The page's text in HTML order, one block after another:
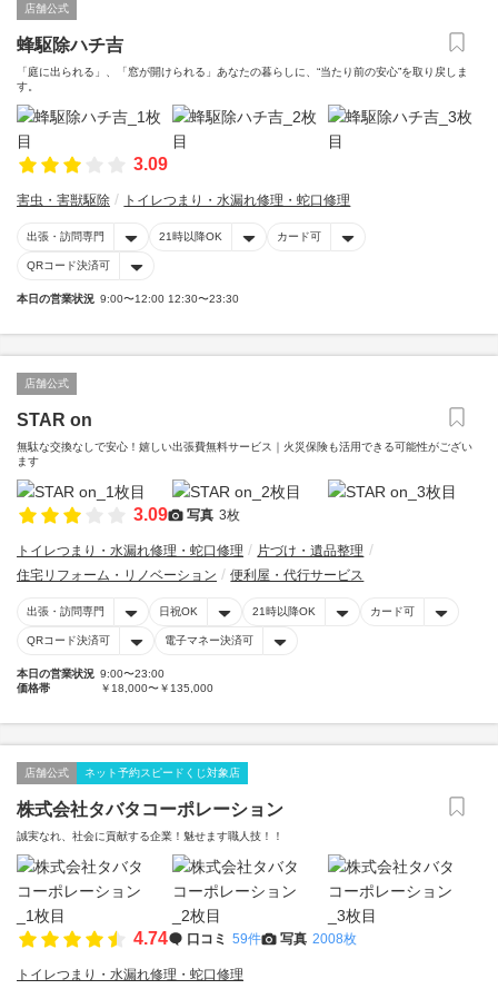
店舗公式
蜂駆除ハチ吉
「庭に出られる」、「窓が開けられる」あなたの暮らしに、“当たり前の安心”を取り戻しま
す。
3.09
害虫・害獣駆除 トイレつまり・水漏れ修理・蛇口修理
出張・訪問専門 21時以降OK カード可
QRコード決済可
本日の営業状況 9:00〜12:00 12:30〜23:30
店舗公式
STAR on
無駄な交換なしで安心！嬉しい出張費無料サービス｜火災保険も活用できる可能性がござい
ます
3.09 写真 3枚
トイレつまり・水漏れ修理・蛇口修理
片づけ・遺品整理
住宅リフォーム・リノベーション
便利屋・代行サービス
出張・訪問専門 日祝OK 21時以降OK カード可
QRコード決済可 電子マネー決済可
本日の営業状況 9:00〜23:00
価格帯
￥18,000〜￥135,000
店舗公式 ネット予約スピードくじ対象店
株式会社タバタコーポレーション
誠実なれ、社会に貢献する企業！魅せます職人技！！
4.74 口コミ 59件 写真 2008枚
トイレつまり・水漏れ修理・蛇口修理